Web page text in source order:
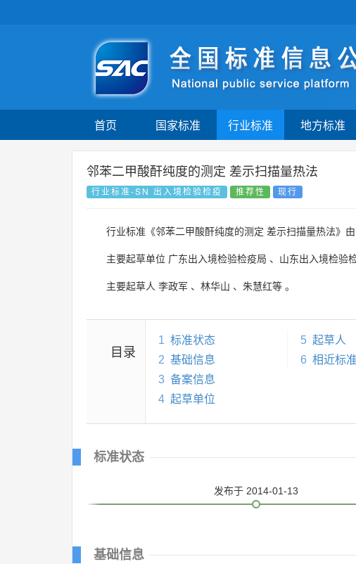
首页 国家标准 行业标准 地方标准
邻苯二甲酸酐纯度的测定 差示扫描量热法
行业标准-SN 出入境检验检疫 推荐性 现行
行业标准《邻苯二甲酸酐纯度的测定 差示扫描量热法》由
主要起草单位 广东出入境检验检疫局 、 山东出入境检验
主要起草人 李政军 、 林华山 、 朱慧红等 。
目录
1 标准状态
2 基础信息
3 备案信息
4 起草单位
5 起草人
6 相近标
标准状态
发布于 2014-01-13
基础信息